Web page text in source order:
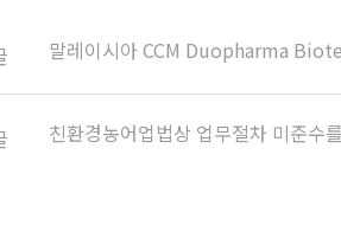
말레이시아 CCM Duopharma
친환경농어업법상 업무절차 미준수